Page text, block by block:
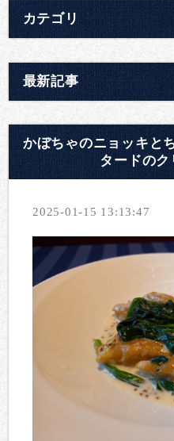
カテゴリ
最新記事
かぼちゃのニョッキと
タードのク
2025-01-15 13:13:47